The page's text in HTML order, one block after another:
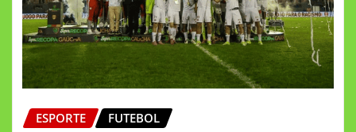
ESPORTE FUTEBOL